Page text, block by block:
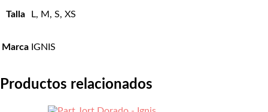
Talla L, M, S, XS
Marca IGNIS
Productos relacionados